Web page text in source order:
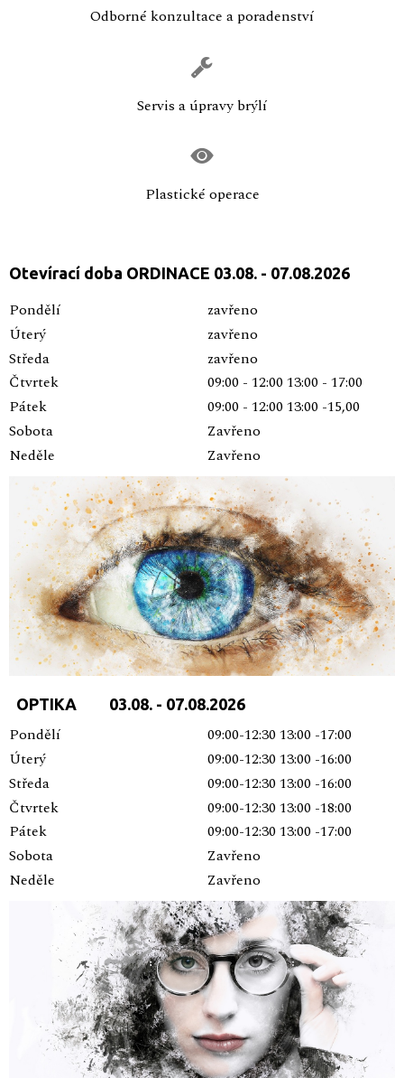
Odborné konzultace a poradenství
Servis a úpravy brýlí
Plastické operace
Otevírací doba ORDINACE 03.08. - 07.08.2026
Pondělí
zavřeno
Úterý
zavřeno
Středa
zavřeno
Čtvrtek
09:00 - 12:00 13:00 - 17:00
Pátek
09:00 - 12:00 13:00 -15,00
Sobota
Zavřeno
Neděle
Zavřeno
OPTIKA 03.08. - 07.08.2026
Pondělí
09:00-12:30 13:00 -17:00
Úterý
09:00-12:30 13:00 -16:00
Středa
09:00-12:30 13:00 -16:00
Čtvrtek
09:00-12:30 13:00 -18:00
Pátek
09:00-12:30 13:00 -17:00
Sobota
Zavřeno
Neděle
Zavřeno